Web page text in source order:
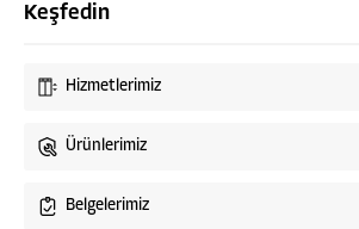
Keşfedin
Hizmetlerimiz
Ürünlerimiz
Belgelerimiz